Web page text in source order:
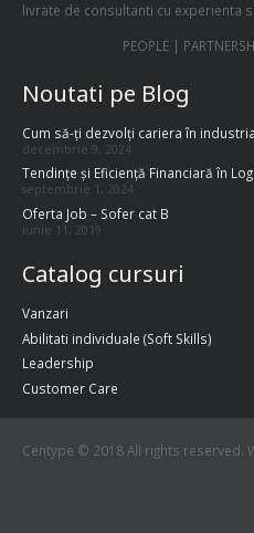
livrate de consultanti cu experienta
PEOPLE |
Noutati pe Blog
Cum să-ți dezvolți cariera în
decembrie 9, 2024
Tendințe și Eficiență Financiară în
septembrie 1, 2024
Oferta Job – Sofer cat B
iunie 11, 2019
Catalog cursuri
Vanzari
Abilitati individuale (Soft Skills)
Leadership
Customer Care
Centype © 2018 All rights reserved.